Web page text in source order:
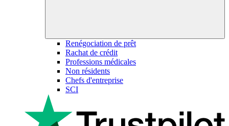
Renégociation de prêt
Rachat de crédit
Professions médicales
Non résidents
Chefs d'entreprise
SCI